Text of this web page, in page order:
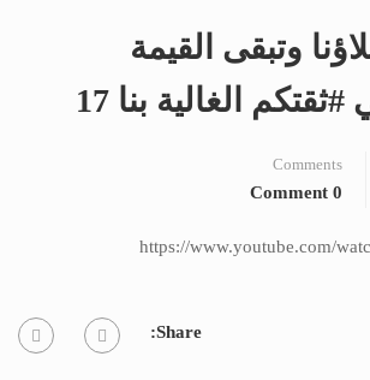
وتبقى القيمة
الغالية بنا 17
Comments
0 Comment
https://www.youtube.com/
Share: